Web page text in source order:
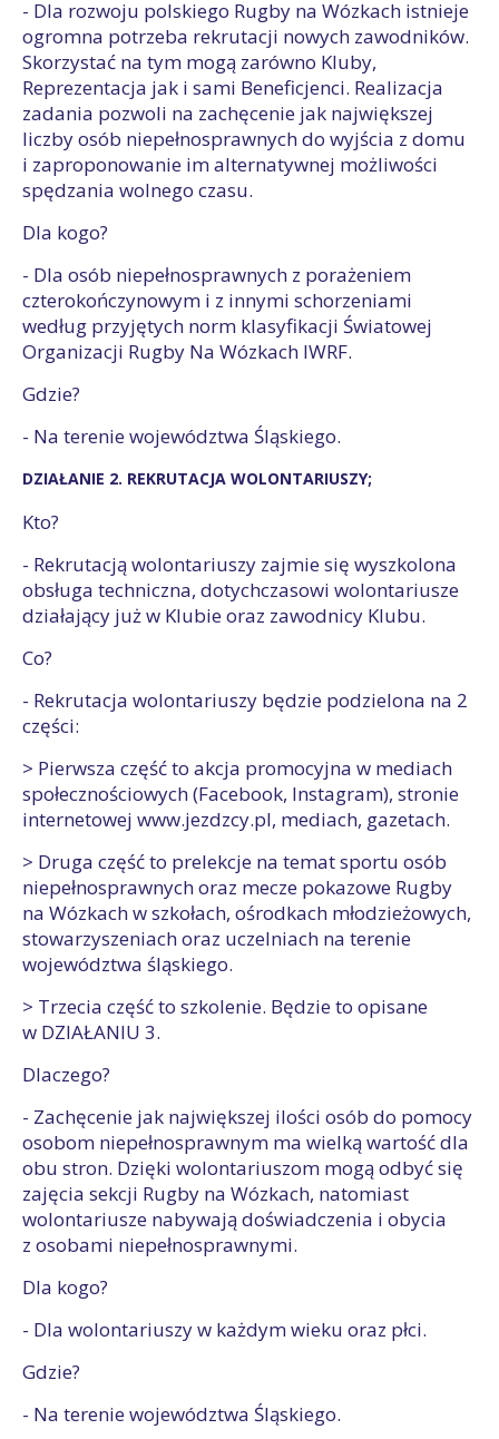
- Dla rozwoju polskiego Rugby na Wózkach istnieje
ogromna potrzeba rekrutacji nowych zawodników.
Skorzystać na tym mogą zarówno Kluby,
Reprezentacja jak i sami Beneficjenci. Realizacja
zadania pozwoli na zachęcenie jak największej
liczby osób niepełnosprawnych do wyjścia z domu
i zaproponowanie im alternatywnej możliwości
spędzania wolnego czasu.
Dla kogo?
- Dla osób niepełnosprawnych z porażeniem
czterokończynowym i z innymi schorzeniami
według przyjętych norm klasyfikacji Światowej
Organizacji Rugby Na Wózkach IWRF.
Gdzie?
- Na terenie województwa Śląskiego.
DZIAŁANIE 2. REKRUTACJA WOLONTARIUSZY;
Kto?
- Rekrutacją wolontariuszy zajmie się wyszkolona
obsługa techniczna, dotychczasowi wolontariusze
działający już w Klubie oraz zawodnicy Klubu.
Co?
- Rekrutacja wolontariuszy będzie podzielona na 2
części:
> Pierwsza część to akcja promocyjna w mediach
społecznościowych (Facebook, Instagram), stronie
internetowej www.jezdzcy.pl, mediach, gazetach.
> Druga część to prelekcje na temat sportu osób
niepełnosprawnych oraz mecze pokazowe Rugby
na Wózkach w szkołach, ośrodkach młodzieżowych,
stowarzyszeniach oraz uczelniach na terenie
województwa śląskiego.
> Trzecia część to szkolenie. Będzie to opisane
w DZIAŁANIU 3.
Dlaczego?
- Zachęcenie jak największej ilości osób do pomocy
osobom niepełnosprawnym ma wielką wartość dla
obu stron. Dzięki wolontariuszom mogą odbyć się
zajęcia sekcji Rugby na Wózkach, natomiast
wolontariusze nabywają doświadczenia i obycia
z osobami niepełnosprawnymi.
Dla kogo?
- Dla wolontariuszy w każdym wieku oraz płci.
Gdzie?
- Na terenie województwa Śląskiego.